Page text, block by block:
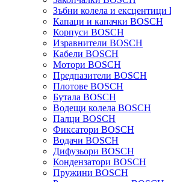
Зъбни колела и ексцентици
Капаци и капачки BOSCH
Корпуси BOSCH
Изравнители BOSCH
Кабели BOSCH
Мотори BOSCH
Предпазители BOSCH
Плотове BOSCH
Бутала BOSCH
Водещи колела BOSCH
Палци BOSCH
Фиксатори BOSCH
Водачи BOSCH
Дифузьори BOSCH
Кондензатори BOSCH
Пружини BOSCH